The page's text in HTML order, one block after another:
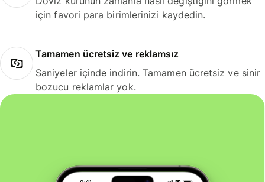
için favori para birimlerinizi kaydedin.
Tamamen ücretsiz ve reklamsız
Saniyeler içinde indirin. Tamamen ücretsiz ve sinir
bozucu reklamlar yok.